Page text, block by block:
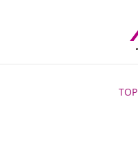
TOP